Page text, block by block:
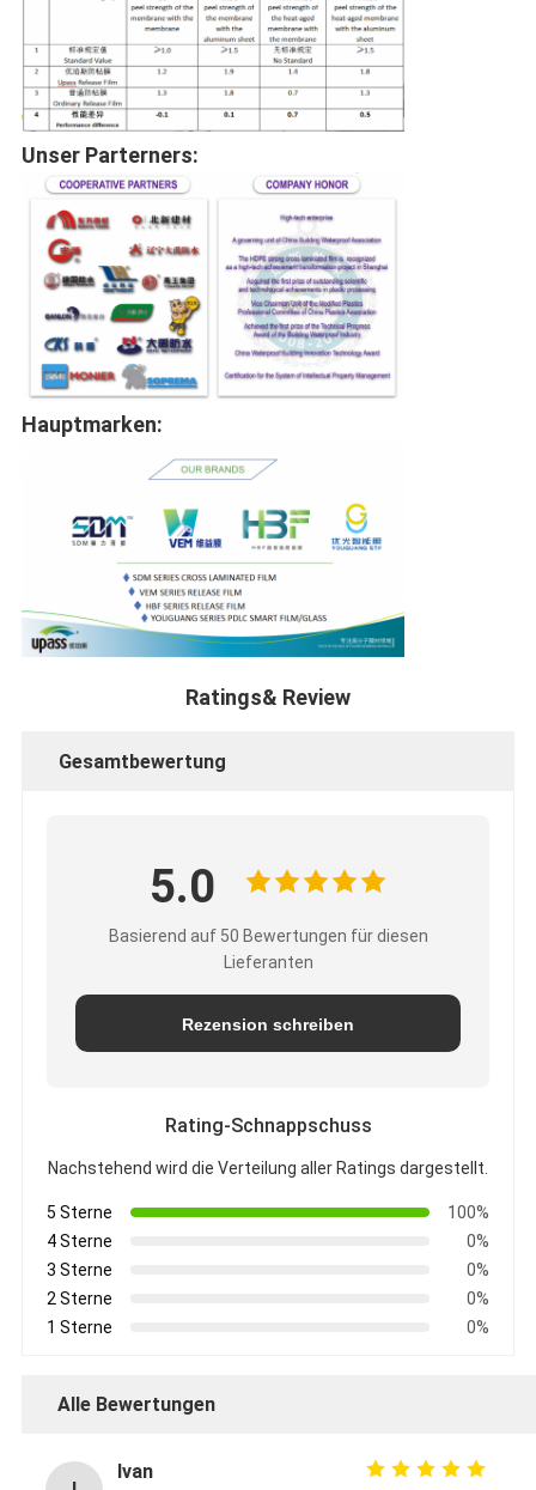
Unser Parterners:
Hauptmarken:
Ratings& Review
Gesamtbewertung
5.0
Basierend auf 50 Bewertungen für diesen
Lieferanten
Rezension schreiben
Rating-Schnappschuss
Nachstehend wird die Verteilung aller Ratings dargestellt.
5 Sterne
100%
4 Sterne
0%
3 Sterne
0%
2 Sterne
0%
1 Sterne
0%
Alle Bewertungen
Ivan